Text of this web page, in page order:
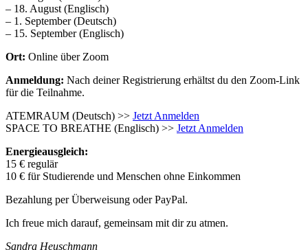
– 18. August (Englisch)
– 1. September (Deutsch)
– 15. September (Englisch)
Ort: Online über Zoom
Anmeldung: Nach deiner Registrierung erhältst du den Zoom-Link
für die Teilnahme.
ATEMRAUM (Deutsch) >> Jetzt Anmelden
SPACE TO BREATHE (Englisch) >> Jetzt Anmelden
Energieausgleich:
15 € regulär
10 € für Studierende und Menschen ohne Einkommen
Bezahlung per Überweisung oder PayPal.
Ich freue mich darauf, gemeinsam mit dir zu atmen.
Sandra Heuschmann